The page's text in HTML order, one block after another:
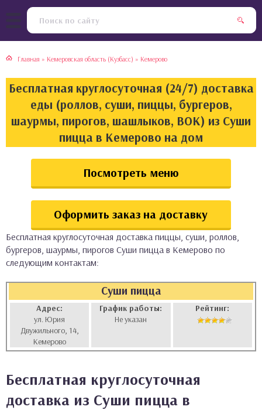
Главная » Кемеровская область (Кузбасс) » Кемерово
Бесплатная круглосуточная (24/7) доставка
еды (роллов, суши, пиццы, бургеров,
шаурмы, пирогов, шашлыков, ВОК) из Суши
пицца в Кемерово на дом
Посмотреть меню
Оформить заказ на доставку
Бесплатная круглосуточная доставка пиццы, суши, роллов,
бургеров, шаурмы, пирогов Суши пицца в Кемерово по
следующим контактам:
Суши пицца
Адрес:
ул. Юрия
Двужильного, 14,
Кемерово
График работы:
Не указан
Рейтинг:
Бесплатная круглосуточная
доставка из Суши пицца в
кухня
кухня
кухня
кухня
булочки